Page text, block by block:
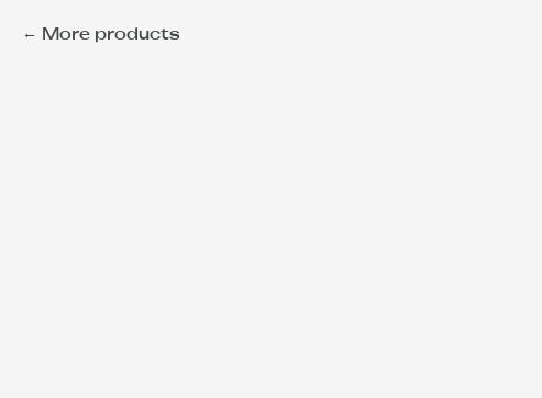
More products